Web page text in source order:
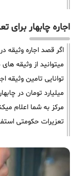
اجاره چابهار برای
اگر قصد اجاره وثیقه در
میتوانید از وثیقه
میلیارد تومان در
مرکز به شما اعلام
تعزیرات حکومتی